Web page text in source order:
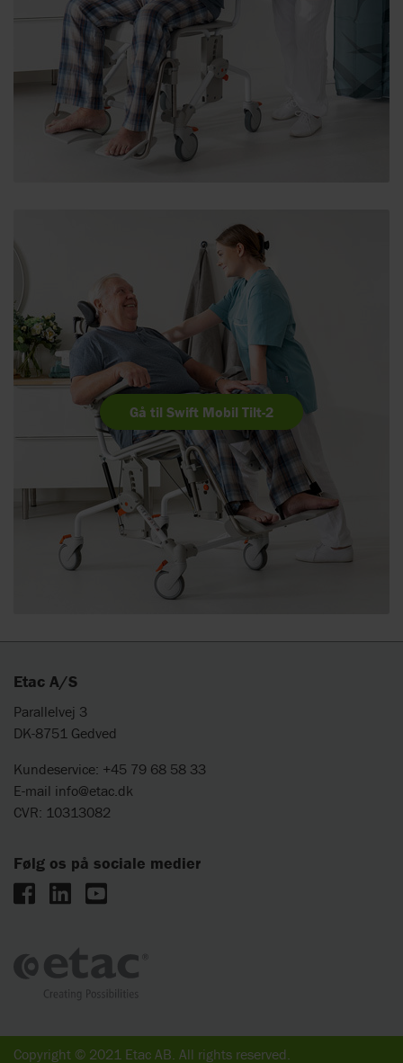
Gå til Swift Mobil Tilt-2
Etac A/S
Parallelvej 3
DK-8751 Gedved
Kundeservice: +45 79 68 58 33
E-mail info@etac.dk
CVR: 10313082
Følg os på sociale medier
Copyright © 2021 Etac AB. All rights reserved.